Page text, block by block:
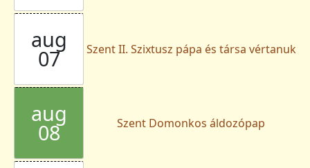
aug
07 Szent II. Szixtusz pápa és társa vértanuk
aug
08 Szent Domonkos áldozópap